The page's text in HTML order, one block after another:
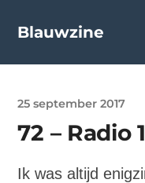
Blauwzine
25 september 2017
72 – Radio 1
Ik was altijd